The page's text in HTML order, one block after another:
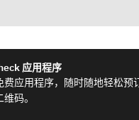
应用程序
费应用程序，随时随地轻松预
码。